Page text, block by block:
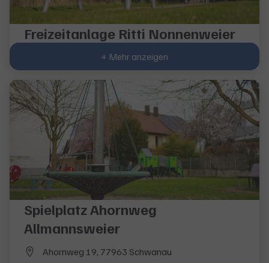
Freizeitanlage Ritti Nonnenweier
+ Mehr anzeigen
Spielplatz Ahornweg
Allmannsweier
Ahornweg 19, 77963 Schwanau